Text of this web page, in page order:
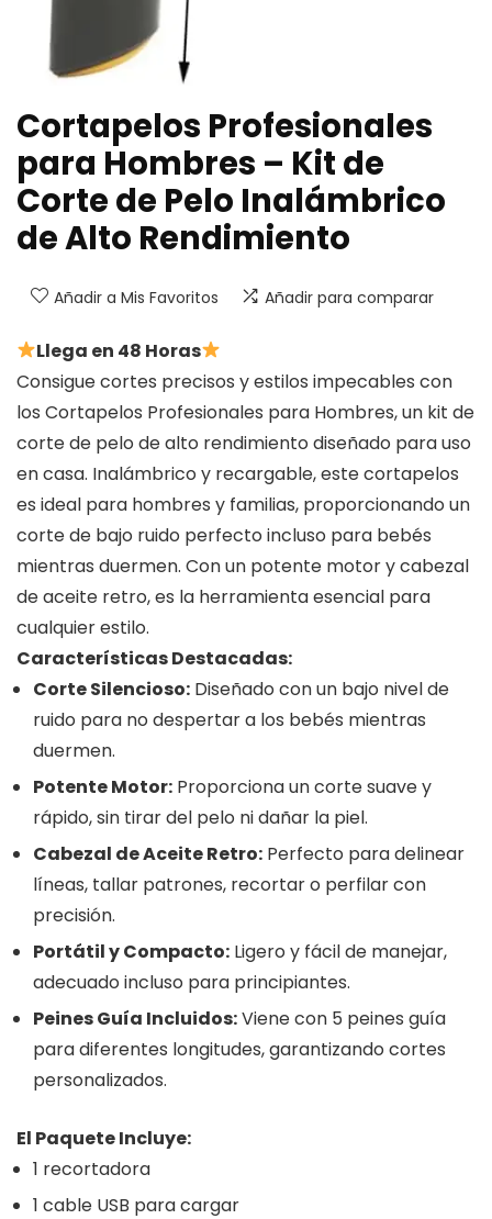
Cortapelos Profesionales
para Hombres – Kit de
Corte de Pelo Inalámbrico
de Alto Rendimiento
Añadir a Mis Favoritos Añadir para comparar
Llega en 48 Horas
Consigue cortes precisos y estilos impecables con
los Cortapelos Profesionales para Hombres, un kit de
corte de pelo de alto rendimiento diseñado para uso
en casa. Inalámbrico y recargable, este cortapelos
es ideal para hombres y familias, proporcionando un
corte de bajo ruido perfecto incluso para bebés
mientras duermen. Con un potente motor y cabezal
de aceite retro, es la herramienta esencial para
cualquier estilo.
Características Destacadas:
Corte Silencioso: Diseñado con un bajo nivel de
ruido para no despertar a los bebés mientras
duermen.
Potente Motor: Proporciona un corte suave y
rápido, sin tirar del pelo ni dañar la piel.
Cabezal de Aceite Retro: Perfecto para delinear
líneas, tallar patrones, recortar o perfilar con
precisión.
Portátil y Compacto: Ligero y fácil de manejar,
adecuado incluso para principiantes.
Peines Guía Incluidos:Viene con 5 peines guía
para diferentes longitudes, garantizando cortes
personalizados.
El Paquete Incluye:
1 recortadora
1 cable USB para cargar